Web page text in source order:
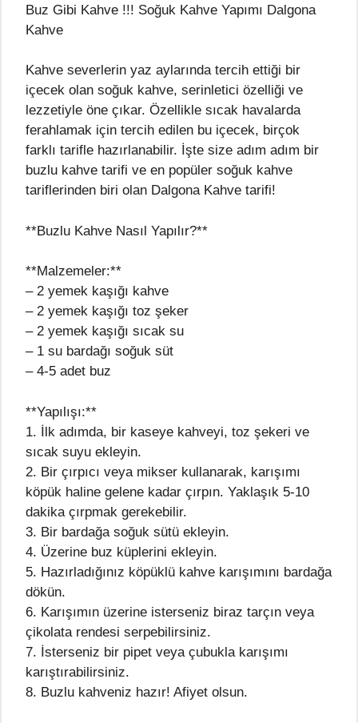
Buz Gibi Kahve !!! Soğuk Kahve Yapımı Dalgona
Kahve
Kahve severlerin yaz aylarında tercih ettiği bir
içecek olan soğuk kahve, serinletici özelliği ve
lezzetiyle öne çıkar. Özellikle sıcak havalarda
ferahlamak için tercih edilen bu içecek, birçok
farklı tarifle hazırlanabilir. İşte size adım adım bir
buzlu kahve tarifi ve en popüler soğuk kahve
tariflerinden biri olan Dalgona Kahve tarifi!
**Buzlu Kahve Nasıl Yapılır?**
**Malzemeler:**
– 2 yemek kaşığı kahve
– 2 yemek kaşığı toz şeker
– 2 yemek kaşığı sıcak su
– 1 su bardağı soğuk süt
– 4-5 adet buz
**Yapılışı:**
1. İlk adımda, bir kaseye kahveyi, toz şekeri ve
sıcak suyu ekleyin.
2. Bir çırpıcı veya mikser kullanarak, karışımı
köpük haline gelene kadar çırpın. Yaklaşık 5-10
dakika çırpmak gerekebilir.
3. Bir bardağa soğuk sütü ekleyin.
4. Üzerine buz küplerini ekleyin.
5. Hazırladığınız köpüklü kahve karışımını bardağa
dökün.
6. Karışımın üzerine isterseniz biraz tarçın veya
çikolata rendesi serpebilirsiniz.
7. İsterseniz bir pipet veya çubukla karışımı
karıştırabilirsiniz.
8. Buzlu kahveniz hazır! Afiyet olsun.